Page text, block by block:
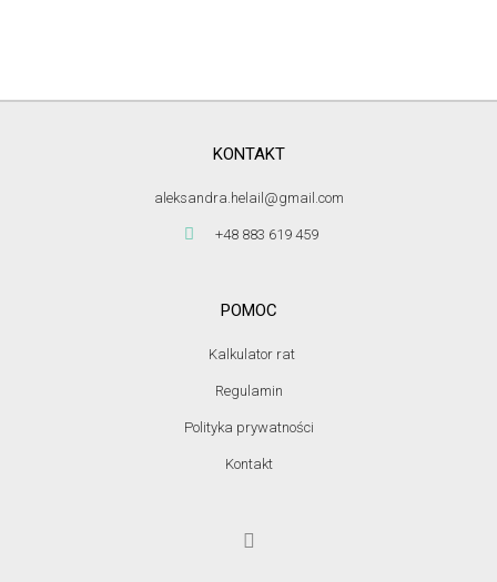
KONTAKT
aleksandra.helail@gmail.com
+48 883 619 459
POMOC
Kalkulator rat
Regulamin
Polityka prywatności
Kontakt